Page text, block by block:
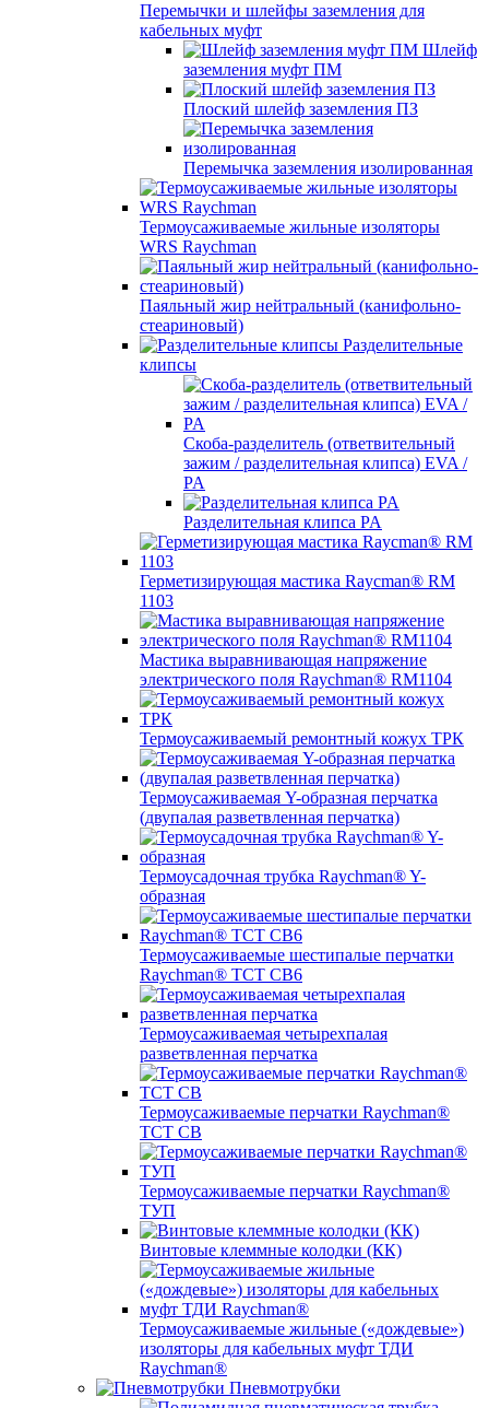
Перемычки и шлейфы заземления для
кабельных муфт
Шлейф
заземления муфт ПМ
Плоский шлейф заземления ПЗ
Перемычка заземления изолированная
Термоусаживаемые жильные изоляторы
WRS Raychman
Паяльный жир нейтральный (канифольно-
стеариновый)
Разделительные
клипсы
Скоба-разделитель (ответвительный
зажим / разделительная клипса) EVA /
PA
Разделительная клипса PA
Герметизирующая мастика Raycman® RM
1103
Мастика выравнивающая напряжение
электрического поля Raychman® RM1104
Термоусаживаемый ремонтный кожух ТРК
Термоусаживаемая Y-образная перчатка
(двупалая разветвленная перчатка)
Термоусадочная трубка Raychman® Y-
образная
Термоусаживаемые шестипалые перчатки
Raychman® ТСТ СВ6
Термоусаживаемая четырехпалая
разветвленная перчатка
Термоусаживаемые перчатки Raychman®
TCT CB
Термоусаживаемые перчатки Raychman®
ТУП
Винтовые клеммные колодки (КК)
Термоусаживаемые жильные («дождевые»)
изоляторы для кабельных муфт ТДИ
Raychman®
Пневмотрубки